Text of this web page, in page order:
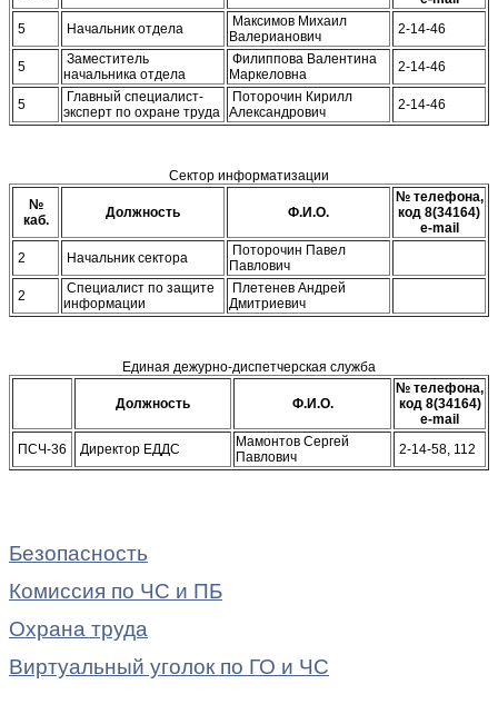
5
Начальник отдела
Максимов Михаил
Валерианович
2-14-46
5
Заместитель
начальника отдела
Филиппова Валентина
Маркеловна
2-14-46
5
Главный специалист-
эксперт по охране труда
Поторочин Кирилл
Александрович
2-14-46
Сектор информатизации
№
каб.
Должность Ф.И.О.
№ телефона,
код 8(34164)
e-mail
2
Начальник сектора
Поторочин Павел
Павлович
2
Специалист по защите
информации
Плетенев Андрей
Дмитриевич
Единая дежурно-диспетчерская служба
Должность Ф.И.О.
№ телефона,
код 8(34164)
e-mail
ПСЧ-36
Директор ЕДДС
Мамонтов Сергей
Павлович
2-14-58, 112
Безопасность
Комиссия по ЧС и ПБ
Охрана труда
Виртуальный уголок по ГО и ЧС